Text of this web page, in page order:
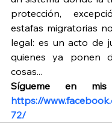
protección,
estafas migratorias
legal: es un acto de
quienes ya ponen
cosas...
https://
72/